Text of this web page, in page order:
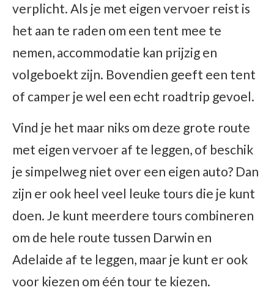
verplicht. Als je met eigen vervoer reist is
het aan te raden om een tent mee te
nemen, accommodatie kan prijzig en
volgeboekt zijn. Bovendien geeft een tent
of camper je wel een echt roadtrip gevoel.
Vind je het maar niks om deze grote route
met eigen vervoer af te leggen, of beschik
je simpelweg niet over een eigen auto? Dan
zijn er ook heel veel leuke tours die je kunt
doen. Je kunt meerdere tours combineren
om de hele route tussen Darwin en
Adelaide af te leggen, maar je kunt er ook
voor kiezen om één tour te kiezen.